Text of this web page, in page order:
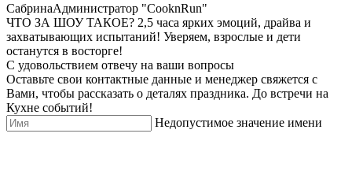
СабринаАдминистратор "CooknRun"
ЧТО ЗА ШОУ ТАКОЕ? 2,5 часа ярких эмоций, драйва и
захватывающих испытаний! Уверяем, взрослые и дети
останутся в восторге!
С удовольствием отвечу на ваши вопросы
Оставьте свои контактные данные и менеджер свяжется с
Вами, чтобы рассказать о деталях праздника. До встречи на
Кухне событий!
Недопустимое значение имени